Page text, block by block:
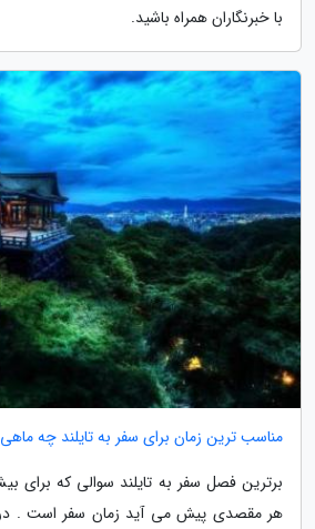
با خبرنگاران همراه باشید.
مناسب ترین زمان برای سفر به تایلند چه
برترین فصل سفر به تایلند سوالی که برای
هر مقصدی پیش می آید زمان سفر است . در